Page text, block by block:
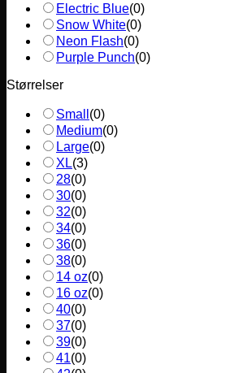
Electric Blue(0)
Snow White(0)
Neon Flash(0)
Purple Punch(0)
Størrelser
Small (0)
Medium(0)
Large(0)
XL(3)
28(0)
30(0)
32(0)
34(0)
36(0)
38(0)
14 oz(0)
16 oz(0)
40(0)
37(0)
39(0)
41(0)